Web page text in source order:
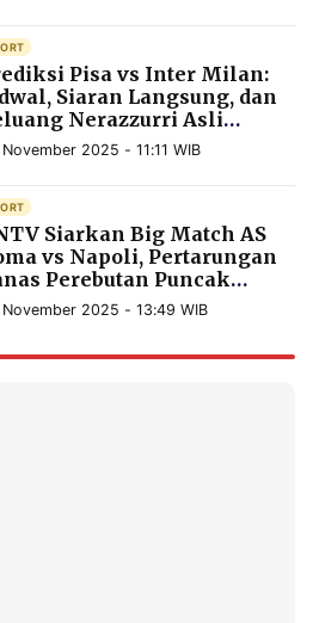
Pisa vs Inter Milan:
Siaran Langsung, dan
Nerazzurri Asli
2025 - 11:11 WIB
Siarkan Big Match AS
vs Napoli, Pertarungan
Perebutan Puncak
2025 - 13:49 WIB